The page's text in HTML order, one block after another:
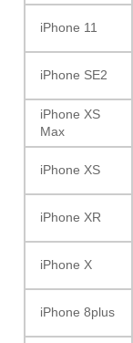
iPhone 11
iPhone SE2
iPhone XS
Max
iPhone XS
iPhone XR
iPhone X
iPhone 8plus